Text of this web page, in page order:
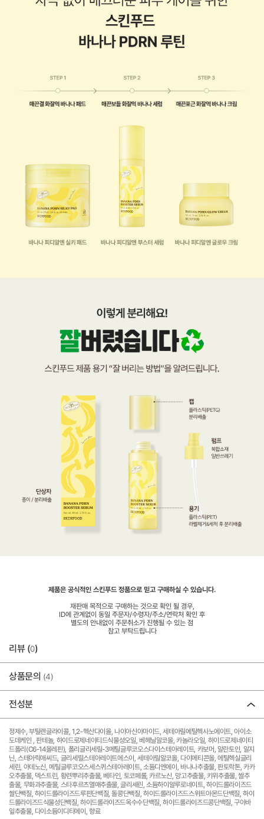
제품은 공식적인 스킨푸드 정품으로 믿고 구매하실 수 있습니다.
재판매 목적으로 구매하는 것으로 확인 될 경우,
ID에 관계없이 동일 주문자/수령자/주소/연락처 확인 후
별도의 안내없이 주문취소가 진행될 수 있는 점
참고 부탁드립니다
리뷰 (0)
상품문의 (4)
전성분
정제수, 부틸렌글라이콜, 1,2-헥산다이올, 나이아신아마이드, 세테아릴에틸헥사노에이트, 아이소
도데케인 , 판테놀, 하이드로제네이티드식물성오일, 베헤닐알코올, 카놀라오일, 하이드로제네이티
드폴리(C6-14올레핀), 폴리글리세릴-3메틸글루코오스다이스테아레이트, 카보머, 알란토인, 알지
닌, 스테아릭애씨드, 글리세릴스테아레이트에스이, 세테아릴알코올, 다이메티콘올, 에틸헥실글리
세린, 아데노신, 메틸글루코오스세스퀴스테아레이트, 소듐디엔에이, 바나나추출물, 판토락톤, 카카
오추출물, 덱스트린, 황련뿌리추출물, 베타인, 토코페롤, 카르노신, 망고추출물, 키위추출물, 쌀추
출물, 무화과추출물, 스타후르츠열매추출물, 글리세린, 소듐하이알루로네이트, 하이드롤라이즈드
쌀단백질, 하이드롤라이즈드루핀단백질, 돌콩단백질, 하이드롤라이즈드스위트아몬드단백질, 하이
드롤라이즈드식물성단백질, 하이드롤라이즈드옥수수단백질, 하이드롤라이즈드콩단백질, 구아바
잎추출물, 다이소듐이디티에이, 향료